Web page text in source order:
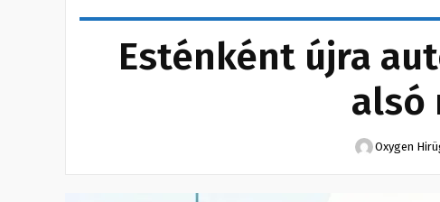
Esténként újra
alsó
Oxygen